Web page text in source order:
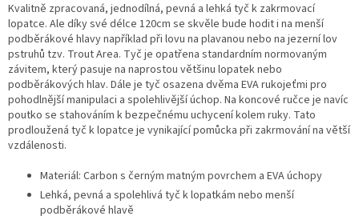
Kvalitně zpracovaná, jednodílná, pevná a lehká tyč k zakrmovací
lopatce. Ale díky své délce 120cm se skvěle bude hodit i na menší
podběrákové hlavy například při lovu na plavanou nebo na jezerní lov
pstruhů tzv. Trout Area. Tyč je opatřena standardním normovaným
závitem, který pasuje na naprostou většinu lopatek nebo
podběrákových hlav. Dále je tyč osazena dvěma EVA rukojeťmi pro
pohodlnější manipulaci a spolehlivější úchop. Na koncové ručce je navíc
poutko se stahováním k bezpečnému uchycení kolem ruky. Tato
prodloužená tyč k lopatce je vynikající pomůcka při zakrmování na větší
vzdálenosti.
Materiál: Carbon s černým matným povrchem a EVA úchopy
Lehká, pevná a spolehlivá tyč k lopatkám nebo menší
podběrákové hlavě